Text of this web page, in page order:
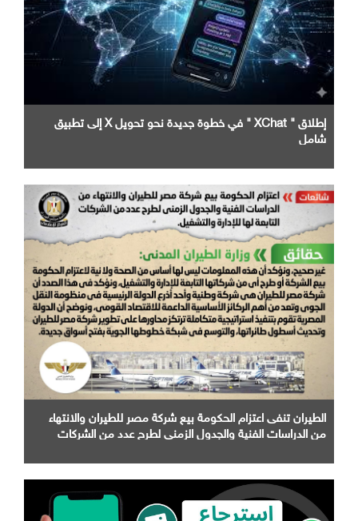
إطلاق " XChat " في خطوة جديدة نحو تحويل X إلى تطبيق
شامل
الطيران تنفى اعتزام الحكومة بيع شركة مصر للطيران والانتهاء
من الدراسات الفنية والجدول الزمني لطرح عدد من الشركات